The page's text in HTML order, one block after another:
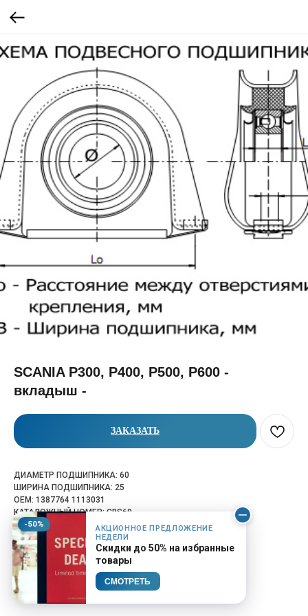
-50%
АКЦИОННОЕ ПРЕДЛОЖЕНИЕ
НЕДЕЛИ
Скидки до 50% на избранные
товары
СМОТРЕТЬ
SCANIA P300, P400, P500, P600 -
вкладыш -
ЗАКАЗАТЬ
ДИАМЕТР ПОДШИПНИКА: 60
ШИРИНА ПОДШИПНИКА: 25
OEM: 1387764 1113031
КАТАЛОЖНЫЙ НОМЕР: CBS60